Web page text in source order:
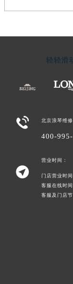
轻轻滑
 北京浪琴维
400-

营业时间：
门店营业时
客服在线时
客服及门店